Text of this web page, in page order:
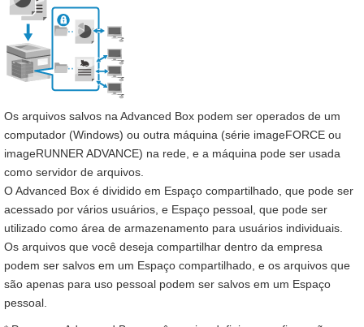
Os arquivos salvos na Advanced Box podem ser operados de um
computador (Windows) ou outra máquina (série imageFORCE ou
imageRUNNER ADVANCE) na rede, e a máquina pode ser usada
como servidor de arquivos.
O Advanced Box é dividido em Espaço compartilhado, que pode ser
acessado por vários usuários, e Espaço pessoal, que pode ser
utilizado como área de armazenamento para usuários individuais.
Os arquivos que você deseja compartilhar dentro da empresa
podem ser salvos em um Espaço compartilhado, e os arquivos que
são apenas para uso pessoal podem ser salvos em um Espaço
pessoal.